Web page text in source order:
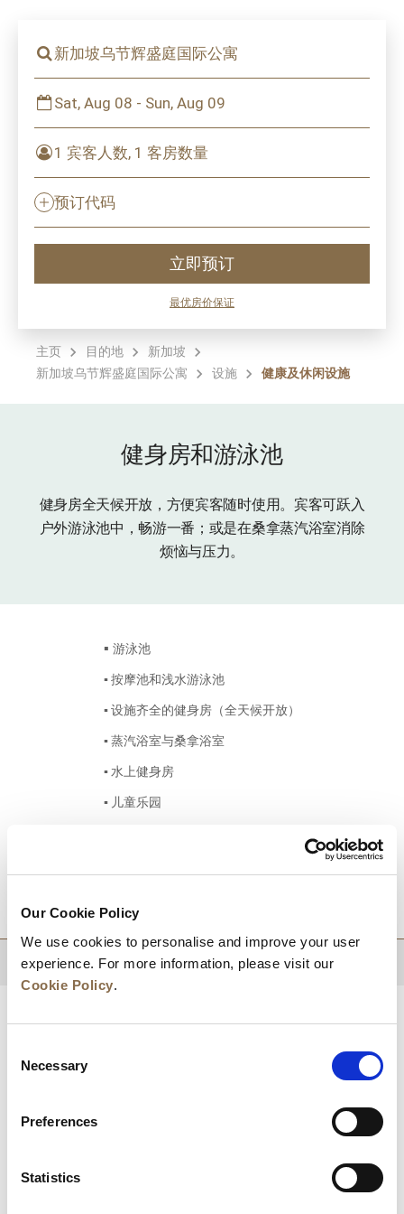
Our Cookie Policy
We use cookies to personalise and improve your user
experience. For more information, please visit our
Cookie Policy.
Selection
Necessary
Preferences
Statistics
新加坡乌节辉盛庭国际公寓
Sat, Aug 08 - Sun, Aug 09
1 宾客人数, 1 客房数量
预订代码
立即预订
最优房价保证
主页 目的地
新加坡
新加坡乌节辉盛庭国际公寓
设施 健康及休闲设施
健身房和游泳池
健身房全天候开放，方便宾客随时使用。宾客可跃入
户外游泳池中，畅游一番；或是在桑拿蒸汽浴室消除
烦恼与压力。
▪ 游泳池
▪ 按摩池和浅水游泳池
▪ 设施齐全的健身房（全天候开放）
▪ 蒸汽浴室与桑拿浴室
▪ 水上健身房
▪ 儿童乐园
目的地